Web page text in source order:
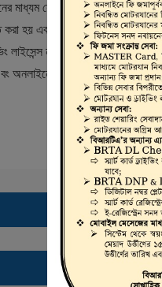
মাধ্যম যেখানে ড্রাইভার, মোটরযান
হয় এবং শিক্ষানবিশ ড্রাইভিং
লাইসেন্স নবায়ন, ডুপ্লিকেট ড্রাইভিং
অনলাইনে ফি প্রদান করা যায়।